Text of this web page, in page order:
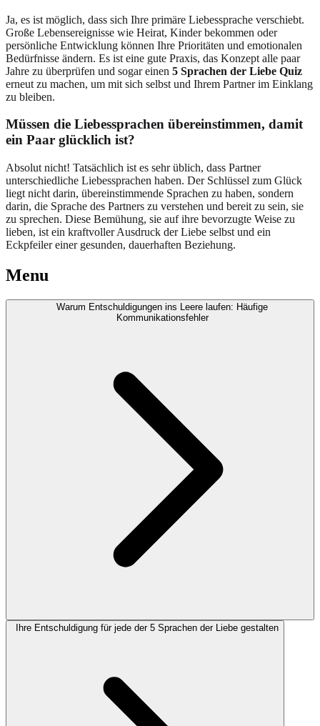
Ja, es ist möglich, dass sich Ihre primäre Liebessprache verschiebt.
Große Lebensereignisse wie Heirat, Kinder bekommen oder
persönliche Entwicklung können Ihre Prioritäten und emotionalen
Bedürfnisse ändern. Es ist eine gute Praxis, das Konzept alle paar
Jahre zu überprüfen und sogar einen 5 Sprachen der Liebe Quiz
erneut zu machen, um mit sich selbst und Ihrem Partner im Einklang
zu bleiben.
Müssen die Liebessprachen übereinstimmen, damit
ein Paar glücklich ist?
Absolut nicht! Tatsächlich ist es sehr üblich, dass Partner
unterschiedliche Liebessprachen haben. Der Schlüssel zum Glück
liegt nicht darin, übereinstimmende Sprachen zu haben, sondern
darin, die Sprache des Partners zu verstehen und bereit zu sein, sie
zu sprechen. Diese Bemühung, sie auf ihre bevorzugte Weise zu
lieben, ist ein kraftvoller Ausdruck der Liebe selbst und ein
Eckpfeiler einer gesunden, dauerhaften Beziehung.
Menu
Warum Entschuldigungen ins Leere laufen: Häufige
Kommunikationsfehler
Ihre Entschuldigung für jede der 5 Sprachen der Liebe gestalten